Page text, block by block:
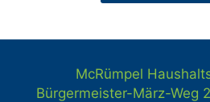
McRümpel
Bürgermeister-März-Weg